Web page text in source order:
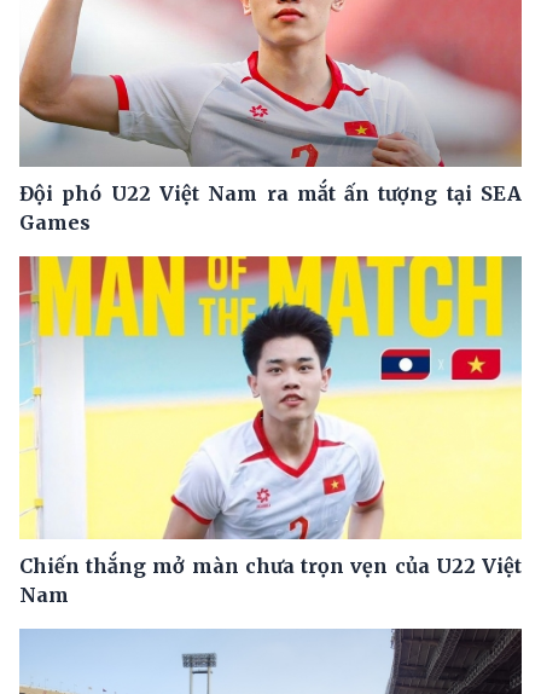
Đội phó U22 Việt Nam ra mắt ấn tượng tại SEA
Games
Chiến thắng mở màn chưa trọn vẹn của U22 Việt
Nam